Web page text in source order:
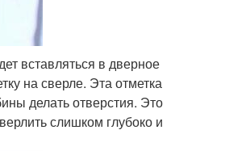
вставляться в дверное
на сверле. Эта отметка
делать отверстия. Это
слишком глубоко и